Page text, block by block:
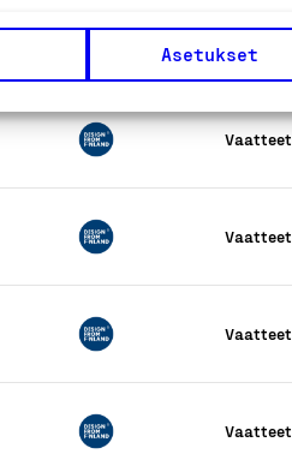
Asetukset
Vaatteet
Vaatteet
Vaatteet
Vaatteet